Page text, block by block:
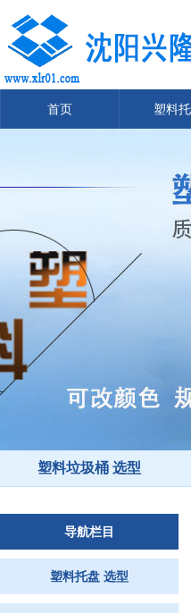
首页 塑料
塑料垃圾桶 选型
导航栏目
塑料托盘 选型